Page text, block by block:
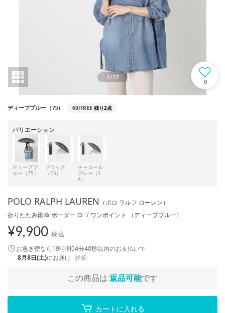
1/17
0
ディープブルー（75） 60/FREE 残り2点
バリエーション
ディープブ
ルー（75）
ブラック
（15）
チャコール
グレー（1
4）
POLO RALPH LAUREN （ポロ ラルフ ローレン）
折りたたみ雨傘 ボーダー ロゴ ワンポイント （ディープブルー）
¥9,900 税込
お急ぎ便なら19時間04分40秒以内のお支払いで
8月8日(土)にお届け 詳細
この商品は 返品可能です
カートに入れる